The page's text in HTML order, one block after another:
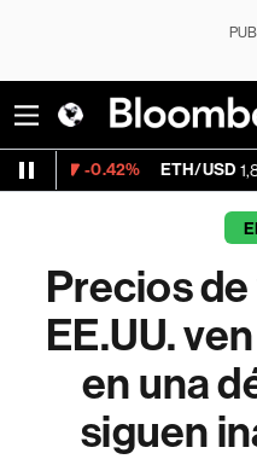
ETH/USD 1,866.85 -
Precios
EE.UU.
en una
siguen